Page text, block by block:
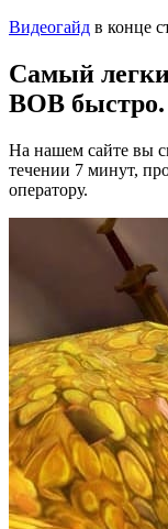
Видеогайд в конце
Самый
ВОВ быстро.
На нашем сайте вы
течении 7 минут,
оператору.